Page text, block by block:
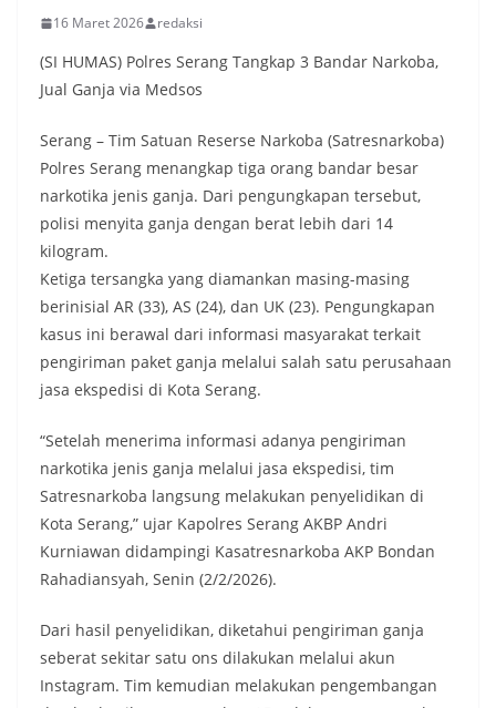
16 Maret 2026 redaksi
(SI HUMAS) Polres Serang Tangkap 3 Bandar Narkoba,
Jual Ganja via Medsos
Serang – Tim Satuan Reserse Narkoba (Satresnarkoba)
Polres Serang menangkap tiga orang bandar besar
narkotika jenis ganja. Dari pengungkapan tersebut,
polisi menyita ganja dengan berat lebih dari 14
kilogram.
Ketiga tersangka yang diamankan masing-masing
berinisial AR (33), AS (24), dan UK (23). Pengungkapan
kasus ini berawal dari informasi masyarakat terkait
pengiriman paket ganja melalui salah satu perusahaan
jasa ekspedisi di Kota Serang.
“Setelah menerima informasi adanya pengiriman
narkotika jenis ganja melalui jasa ekspedisi, tim
Satresnarkoba langsung melakukan penyelidikan di
Kota Serang,” ujar Kapolres Serang AKBP Andri
Kurniawan didampingi Kasatresnarkoba AKP Bondan
Rahadiansyah, Senin (2/2/2026).
Dari hasil penyelidikan, diketahui pengiriman ganja
seberat sekitar satu ons dilakukan melalui akun
Instagram. Tim kemudian melakukan pengembangan